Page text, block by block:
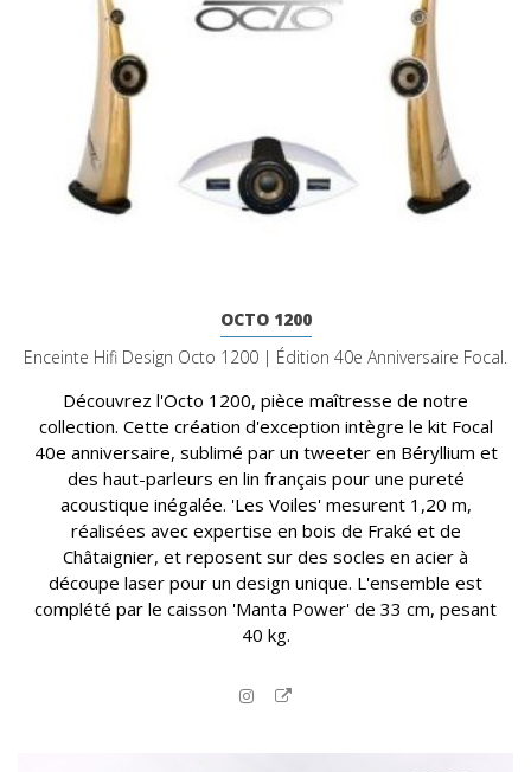
OCTO 1200
Enceinte Hifi Design Octo 1200 | Édition 40e Anniversaire Focal.
Découvrez l'Octo 1200, pièce maîtresse de notre
collection. Cette création d'exception intègre le kit Focal
40e anniversaire, sublimé par un tweeter en Béryllium et
des haut-parleurs en lin français pour une pureté
acoustique inégalée. 'Les Voiles' mesurent 1,20 m,
réalisées avec expertise en bois de Fraké et de
Châtaignier, et reposent sur des socles en acier à
découpe laser pour un design unique. L'ensemble est
complété par le caisson 'Manta Power' de 33 cm, pesant
40 kg.